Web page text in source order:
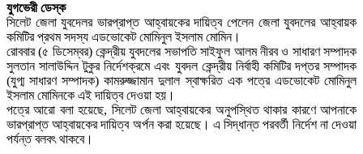
যুগভেরী ডেস্ক
সিলেট জেলা যুবদেলর ভারপ্রাপ্ত আহ্বায়কের দায়িত্ব পেলেন জেলা যুবদলের আহ্বায়ক
কমিটির প্রথম সদস্য এডভোকেট মোমিনুল ইসলাম মোমিন।
রোববার (৫ ডিসেম্বর) কেন্দ্রীয় যুবদলের সভাপতি সাইফুল আলম নীরব ও সাধারণ সম্পাদক
সুলতান সালাউদ্দিন টুকুর নির্দেশক্রমে এবং যুবদল কেন্দ্রীয় নির্বাহী কমিটির দপ্তর সম্পাদক
(যুগ্ম সাধারণ সম্পাদক) কামরুজ্জামান দুলাল স্বাক্ষরিত এক পত্রে এডভোকেট মোমিনুল
ইসলাম মোমিনকে এই দায়িত্ব দেওয়া হয়।
পত্রে আরো বলা হয়েছে, সিলেট জেলা আহ্বায়কের অনুপস্থিত থাকার কারণে আপনাকে
ভারপ্রাপ্ত আহ্বায়কের দায়িত্ব অর্পন করা হয়েছে। এ সিদ্ধান্ত পরবর্তী নির্দেশ না দেওয়া
পর্যন্ত বলবৎ থাকবে।